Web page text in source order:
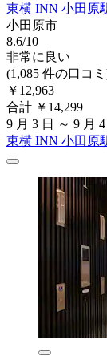
東横 INN 小田原
小田原市
8.6/10
非常に良い
(1,085 件の口コ
￥12,963
合計 ￥14,299
9 月 3 日 ～ 9 月 4
東横 INN 小田原